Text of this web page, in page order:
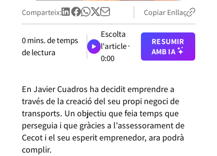
Comparteix: Copiar Enllaç
0mins. de temps
de lectura
Escolta
l'article ·
0:00
RESUMIR
AMB IA
En Javier Cuadros ha decidit emprendre a
través de la creació del seu propi negoci de
transports. Un objectiu que feia temps que
perseguia i que gràcies a l’assessorament de
Cecot i el seu esperit emprenedor, ara podrà
complir.